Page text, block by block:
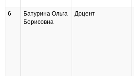
6
Батурина Ольга
Борисовна
Доцент